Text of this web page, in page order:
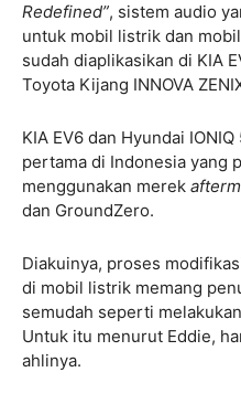
Redefined”, sistem audio
untuk mobil listrik dan mobil
sudah diaplikasikan di KIA
Toyota Kijang INNOVA
KIA EV6 dan Hyundai
pertama di Indonesia yang
menggunakan merek
dan GroundZero.
Diakuinya, proses
di mobil listrik memang
semudah seperti
Untuk itu menurut Eddie,
ahlinya.